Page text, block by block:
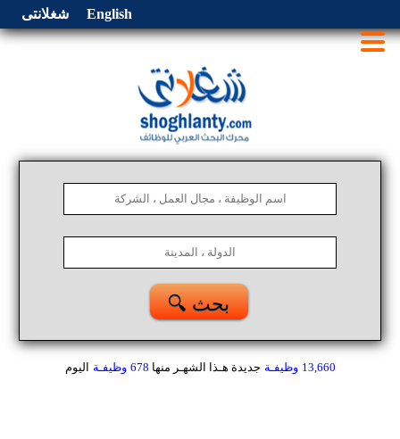
شغلانتى English
🔍 بحث
13,660 وظيفـة جديدة هـذا الشهـر منها 678 وظيفـة اليوم